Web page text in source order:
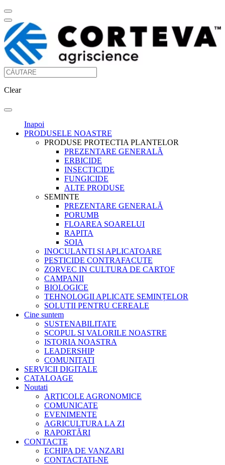
Clear
Inapoi
PRODUSELE NOASTRE
PRODUSE PROTECTIA PLANTELOR
PREZENTARE GENERALĂ
ERBICIDE
INSECTICIDE
FUNGICIDE
ALTE PRODUSE
SEMINTE
PREZENTARE GENERALĂ
PORUMB
FLOAREA SOARELUI
RAPITA
SOIA
INOCULANTI SI APLICATOARE
PESTICIDE CONTRAFACUTE
ZORVEC IN CULTURA DE CARTOF
CAMPANII
BIOLOGICE
TEHNOLOGII APLICATE SEMINȚELOR
SOLUTII PENTRU CEREALE
Cine suntem
SUSTENABILITATE
SCOPUL SI VALORILE NOASTRE
ISTORIA NOASTRA
LEADERSHIP
COMUNITATI
SERVICII DIGITALE
CATALOAGE
Noutati
ARTICOLE AGRONOMICE
COMUNICATE
EVENIMENTE
AGRICULTURA LA ZI
RAPORTĂRI
CONTACTE
ECHIPA DE VANZARI
CONTACTATI-NE